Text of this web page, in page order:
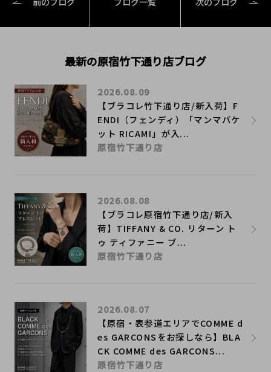
最新の原宿竹下通り店ブログ
【ブラコレ竹下通り店/新入荷】F
ENDI（フェンディ）「マンマバケ
ット RICAMI」が入...
2026.08.09
原宿竹下通り店
【ブラコレ原宿竹下通り店/新入
荷】TIFFANY & CO. リターン ト
ゥ ティファニー ブ...
2026.08.08
原宿竹下通り店
【原宿・表参道エリアでCOMME d
es GARCONSをお探しなら】BLA
CK COMME des GARCONS...
2026.08.07
原宿竹下通り店